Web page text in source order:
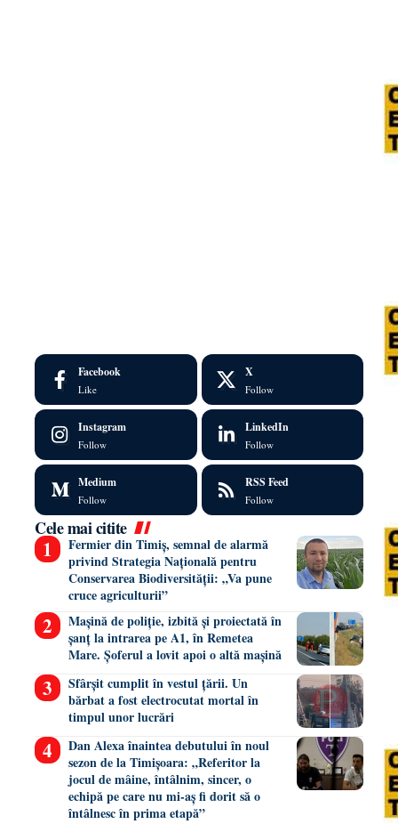
Facebook
Like
X
Follow
Instagram
Follow
LinkedIn
Follow
Medium
Follow
RSS Feed
Follow
Cele mai citite
Fermier din Timiș, semnal de alarmă
privind Strategia Națională pentru
Conservarea Biodiversității: „Va pune
cruce agriculturii”
Mașină de poliție, izbită și proiectată în
șanț la intrarea pe A1, în Remetea
Mare. Șoferul a lovit apoi o altă mașină
Sfârșit cumplit în vestul țării. Un
bărbat a fost electrocutat mortal în
timpul unor lucrări
Dan Alexa înaintea debutului în noul
sezon de la Timișoara: „Referitor la
jocul de mâine, întâlnim, sincer, o
echipă pe care nu mi-aș fi dorit să o
întâlnesc în prima etapă”